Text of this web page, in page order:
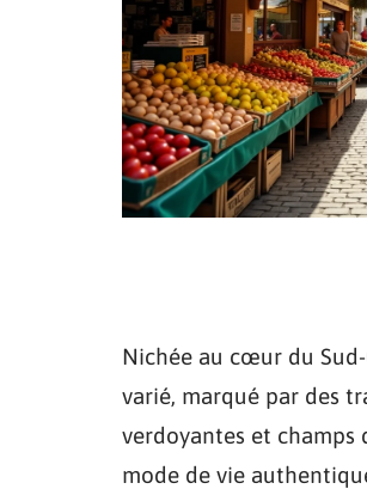
Nichée au cœur du
varié, marqué par des
verdoyantes et
mode de vie